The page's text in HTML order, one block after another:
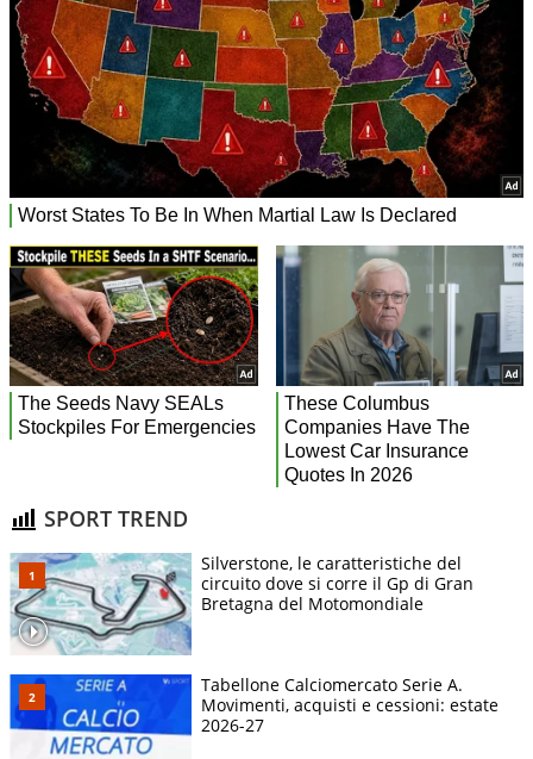
SPORT TREND
Silverstone, le caratteristiche del
circuito dove si corre il Gp di Gran
Bretagna del Motomondiale
Tabellone Calciomercato Serie A.
Movimenti, acquisti e cessioni: estate
2026-27